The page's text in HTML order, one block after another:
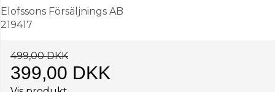
Elofssons Försäljnings AB
219417
499,00 DKK
399,00 DKK